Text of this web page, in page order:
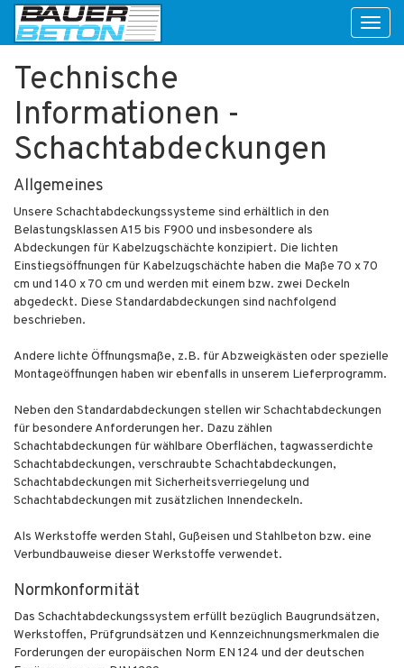
Technische
Informationen -
Schachtabdeckungen
Allgemeines
Unsere Schachtabdeckungssysteme sind erhältlich in den
Belastungsklassen A15 bis F900 und insbesondere als
Abdeckungen für Kabelzugschächte konzipiert. Die lichten
Einstiegsöffnungen für Kabelzugschächte haben die Maße 70 x 70
cm und 140 x 70 cm und werden mit einem bzw. zwei Deckeln
abgedeckt. Diese Standardabdeckungen sind nachfolgend
beschrieben.
Andere lichte Öffnungsmaße, z.B. für Abzweigkästen oder spezielle
Montageöffnungen haben wir ebenfalls in unserem Lieferprogramm.
Neben den Standardabdeckungen stellen wir Schachtabdeckungen
für besondere Anforderungen her. Dazu zählen
Schachtabdeckungen für wählbare Oberflächen, tagwasserdichte
Schachtabdeckungen, verschraubte Schachtabdeckungen,
Schachtabdeckungen mit Sicherheitsverriegelung und
Schachtabdeckungen mit zusätzlichen Innendeckeln.
Als Werkstoffe werden Stahl, Gußeisen und Stahlbeton bzw. eine
Verbundbauweise dieser Werkstoffe verwendet.
Normkonformität
Das Schachtabdeckungssystem erfüllt bezüglich Baugrundsätzen,
Werkstoffen, Prüfgrundsätzen und Kennzeichnungsmerkmalen die
Forderungen der europäischen Norm EN 124 und der deutschen